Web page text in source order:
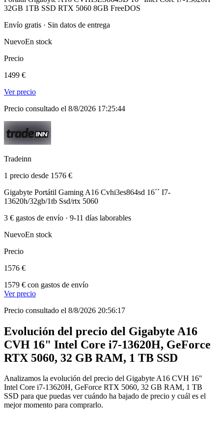
32GB 1TB SSD RTX 5060 8GB FreeDOS
Envío gratis · Sin datos de entrega
NuevoEn stock
Precio
1499 €
Ver precio
Precio consultado el 8/8/2026 17:25:44
Tradeinn
1 precio desde 1576 €
Gigabyte Portátil Gaming A16 Cvhi3es864sd 16´´ I7-
13620h/32gb/1tb Ssd/rtx 5060
3 € gastos de envío · 9-11 días laborables
NuevoEn stock
Precio
1576 €
1579 € con gastos de envío
Ver precio
Precio consultado el 8/8/2026 20:56:17
Evolución del precio del Gigabyte A16
CVH 16" Intel Core i7-13620H, GeForce
RTX 5060, 32 GB RAM, 1 TB SSD
Analizamos la evolución del precio del Gigabyte A16 CVH 16"
Intel Core i7-13620H, GeForce RTX 5060, 32 GB RAM, 1 TB
SSD para que puedas ver cuándo ha bajado de precio y cuál es el
mejor momento para comprarlo.